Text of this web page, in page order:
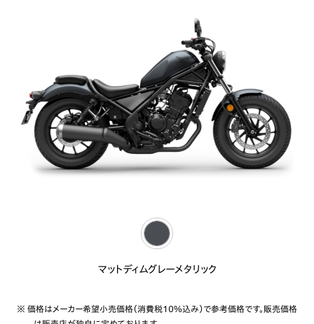
マットディムグレーメタリック
※ 価格はメーカー希望小売価格（消費税10%込み）で参考価格です。販売価格